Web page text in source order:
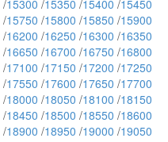
/15300 /15350 /15400 /15450
/15750 /15800 /15850 /15900
/16200 /16250 /16300 /16350
/16650 /16700 /16750 /16800
/17100 /17150 /17200 /17250
/17550 /17600 /17650 /17700
/18000 /18050 /18100 /18150
/18450 /18500 /18550 /18600
/18900 /18950 /19000 /19050